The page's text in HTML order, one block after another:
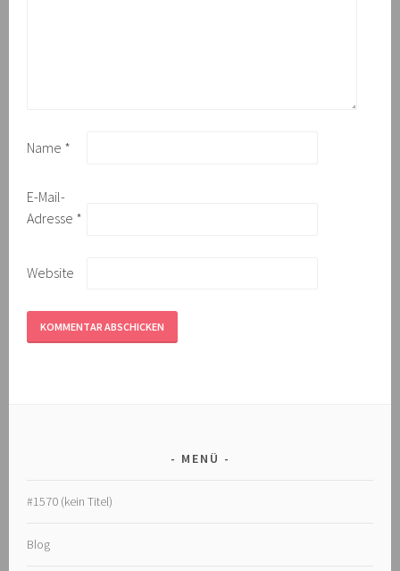
Name *
E-Mail-
Adresse *
Website
MENÜ
#1570 (kein Titel)
Blog